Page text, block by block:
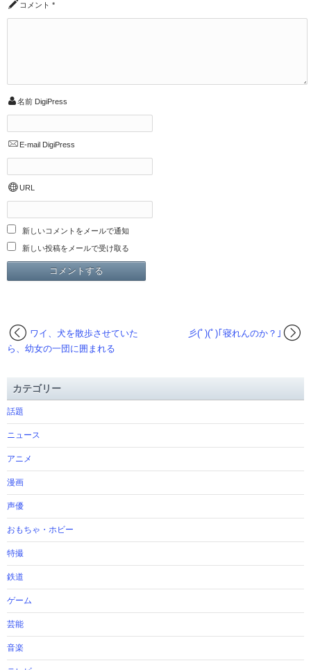
コメント *
名前 DigiPress
E-mail DigiPress
URL
新しいコメントをメールで通知
新しい投稿をメールで受け取る
彡(ﾟ)(ﾟ)｢寝れんのか？｣
ワイ、犬を散歩させていた
ら、幼女の一団に囲まれる
カテゴリー
話題
ニュース
アニメ
漫画
声優
おもちゃ・ホビー
特撮
鉄道
ゲーム
芸能
音楽